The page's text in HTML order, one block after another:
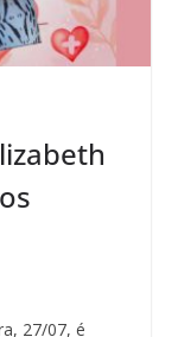
27/07, é